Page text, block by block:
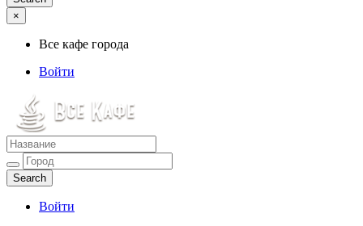
×
Все кафе города
Войти
Все кафе города
Каталог хороших кафе
Войти